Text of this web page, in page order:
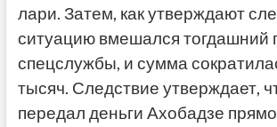
лари. Затем, как утверждают
ситуацию вмешался тогдашний
спецслужбы, и сумма
тысяч. Следствие утверждает,
передал деньги Ахобадзе прямо